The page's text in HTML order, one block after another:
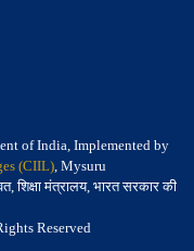
of India, Implemented by
(CIIL), Mysuru
शिक्षा मंत्रालय, भारत सरकार की
Reserved